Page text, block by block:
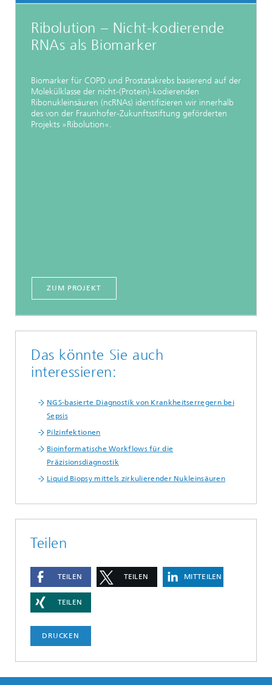
Ribolution – Nicht-kodierende
RNAs als Biomarker
Biomarker für COPD und Prostatakrebs basierend auf der
Molekülklasse der nicht-(Protein)-kodierenden
Ribonukleinsäuren (ncRNAs) identifizieren wir innerhalb
des von der Fraunhofer-Zukunftsstiftung geförderten
Projekts »Ribolution«.
ZUM PROJEKT
Das könnte Sie auch
interessieren:
NGS-basierte Diagnostik von Krankheitserregern bei
Sepsis
Pilzinfektionen
Bioinformatische Workflows für die
Präzisionsdiagnostik
Liquid Biopsy mittels zirkulierender Nukleinsäuren
Teilen
TEILEN TEILEN MITTEILEN
TEILEN
DRUCKEN